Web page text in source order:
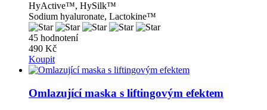
HyActive™, HySilk™
Sodium hyaluronate, Lactokine™
45 hodnotení
490 Kč
Koupit
Omlazující maska ​​s liftingovým efektem